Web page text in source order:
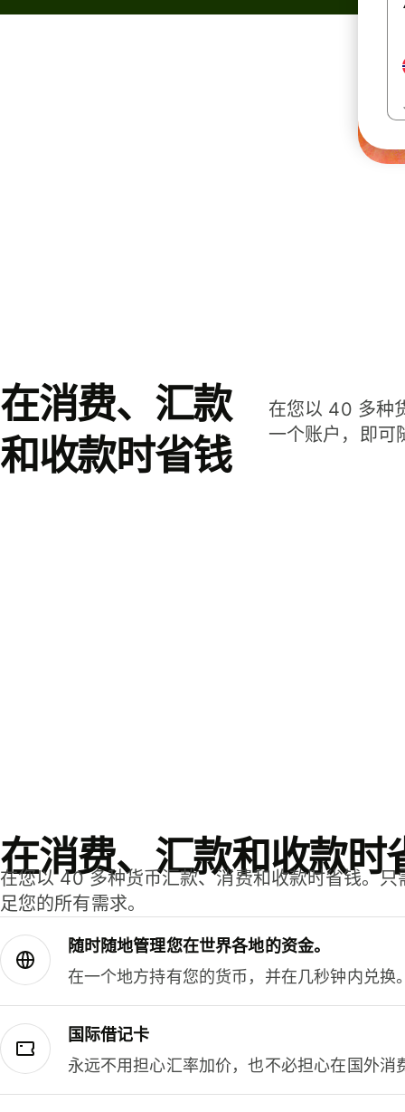
在消费、汇款
和收款时省钱
在您以 40 多种
一个账户，即可
在消费、汇款和收款时
在您以 40 多种货币汇款、消费和收款时省钱。
足您的所有需求。
随时随地管理您在世界各地的资金。
在一个地方持有您的货币，并在几秒钟内兑换
国际借记卡
永远不用担心汇率加价，也不必担心在国外消